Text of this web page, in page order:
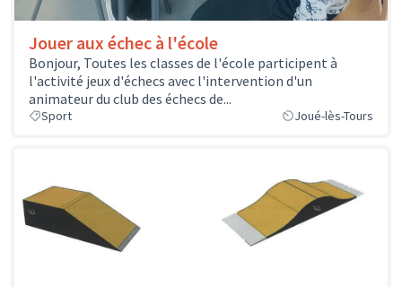
Jouer aux échec à l'école
Bonjour, Toutes les classes de l'école participent à
l'activité jeux d'échecs avec l'intervention d'un
animateur du club des échecs de...
Sport Joué-lès-Tours